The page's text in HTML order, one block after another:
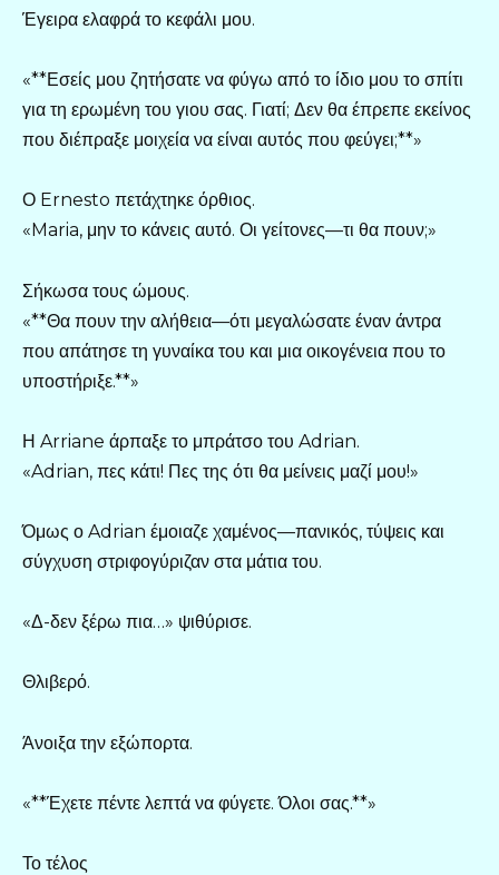
Έγειρα ελαφρά το κεφάλι μου.
«**Εσείς μου ζητήσατε να φύγω από το ίδιο μου το σπίτι
για τη ερωμένη του γιου σας. Γιατί; Δεν θα έπρεπε εκείνος
που διέπραξε μοιχεία να είναι αυτός που φεύγει;**»
Ο Ernesto πετάχτηκε όρθιος.
«Maria, μην το κάνεις αυτό. Οι γείτονες—τι θα πουν;»
Σήκωσα τους ώμους.
«**Θα πουν την αλήθεια—ότι μεγαλώσατε έναν άντρα
που απάτησε τη γυναίκα του και μια οικογένεια που το
υποστήριξε.**»
Η Arriane άρπαξε το μπράτσο του Adrian.
«Adrian, πες κάτι! Πες της ότι θα μείνεις μαζί μου!»
Όμως ο Adrian έμοιαζε χαμένος—πανικός, τύψεις και
σύγχυση στριφογύριζαν στα μάτια του.
«Δ-δεν ξέρω πια…» ψιθύρισε.
Θλιβερό.
Άνοιξα την εξώπορτα.
«**Έχετε πέντε λεπτά να φύγετε. Όλοι σας.**»
Το τέλος